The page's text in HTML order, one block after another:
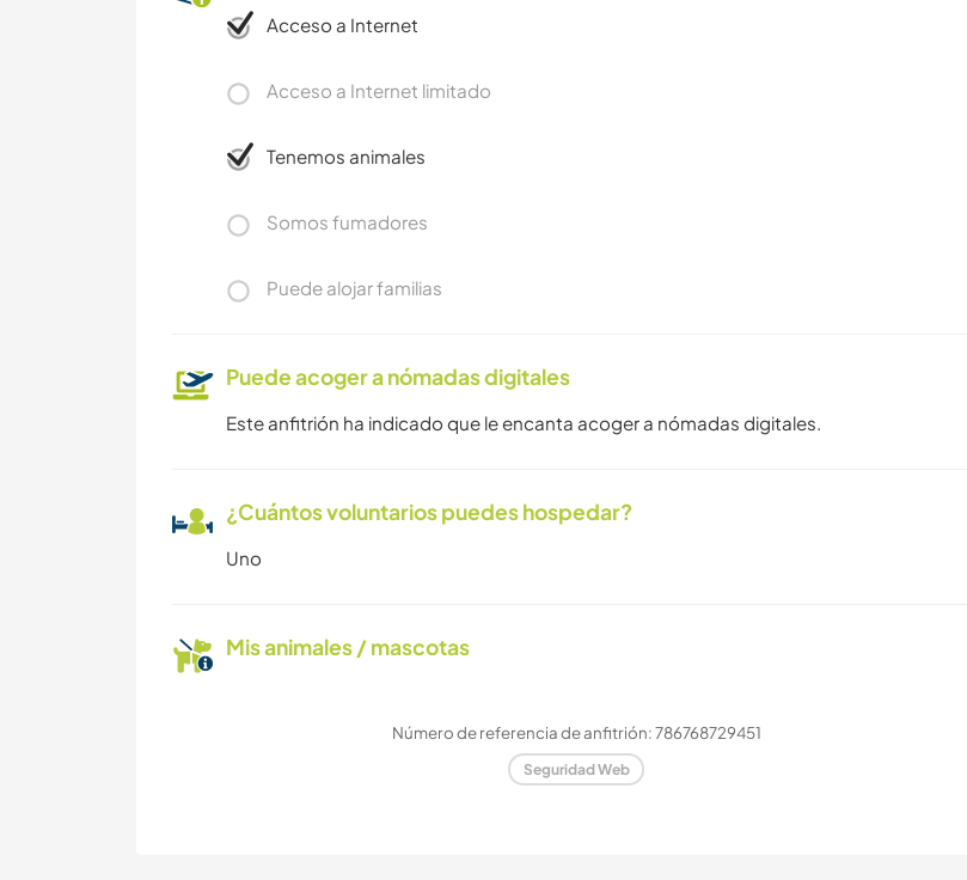
Acceso a Internet
Acceso a Internet limitado
Tenemos animales
Somos fumadores
Puede alojar familias
Puede acoger a nómadas digitales
Este anfitrión ha indicado que le encanta acoger a nómadas digitales.
¿Cuántos voluntarios puedes hospedar?
Uno
Mis animales / mascotas
Número de referencia de anfitrión: 786768729451
Seguridad Web